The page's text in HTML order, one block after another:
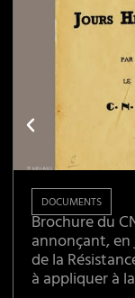
DOCUMENTS
Brochure du
annonçant,
de la
à appliquer à